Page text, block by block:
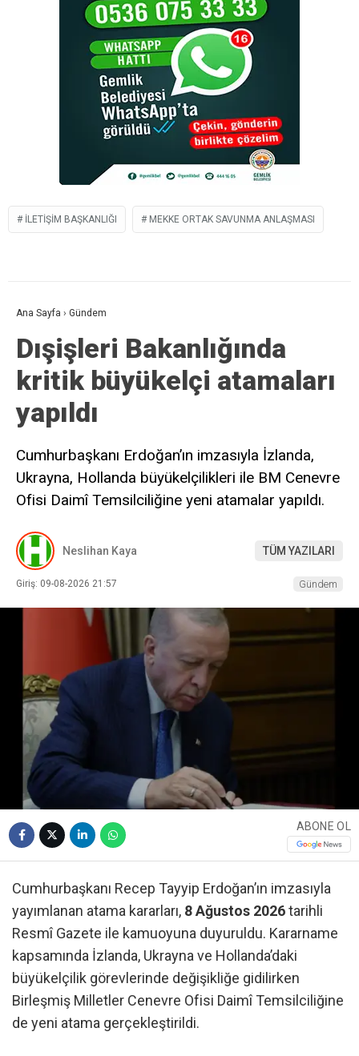
İLETIŞIM BAŞKANLIĞI MEKKE ORTAK SAVUNMA ANLAŞMASI
Ana Sayfa › Gündem
Dışişleri Bakanlığında
kritik büyükelçi atamaları
yapıldı
Cumhurbaşkanı Erdoğan’ın imzasıyla İzlanda,
Ukrayna, Hollanda büyükelçilikleri ile BM Cenevre
Ofisi Daimî Temsilciliğine yeni atamalar yapıldı.
Neslihan Kaya TÜM YAZILARI
Giriş: 09-08-2026 21:57 Gündem
ABONE OL
Cumhurbaşkanı Recep Tayyip Erdoğan’ın imzasıyla
yayımlanan atama kararları, 8 Ağustos 2026tarihli
Resmî Gazete ile kamuoyuna duyuruldu. Kararname
kapsamında İzlanda, Ukrayna ve Hollanda’daki
büyükelçilik görevlerinde değişikliğe gidilirken
Birleşmiş Milletler Cenevre Ofisi Daimî Temsilciliğine
de yeni atama gerçekleştirildi.